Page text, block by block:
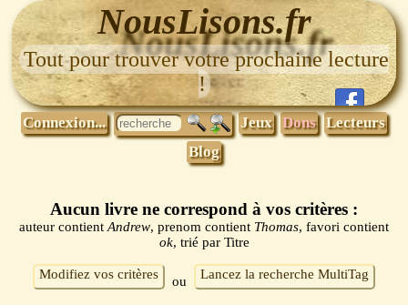
NousLisons.fr
Tout pour trouver votre prochaine lecture
!
Connexion... Jeux Dons Lecteurs
Blog
Aucun livre ne correspond à vos critères :
auteur contientAndrew, prenom contient Thomas, favori contient
ok, trié par Titre
Modifiez vos critères ou Lancez la recherche MultiTag